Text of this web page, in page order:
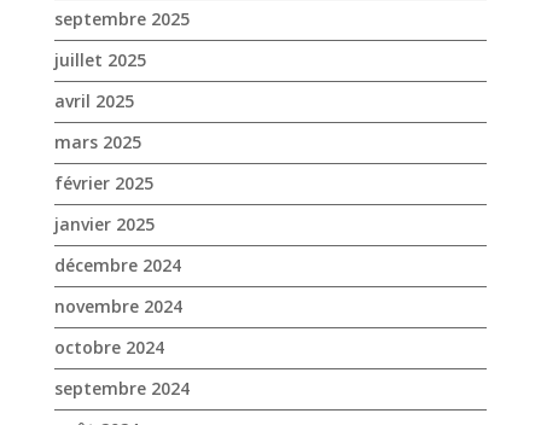
janvier 2025
décembre 2024
novembre 2024
octobre 2024
septembre 2024
août 2024
juin 2024
mai 2024
avril 2024
mars 2024